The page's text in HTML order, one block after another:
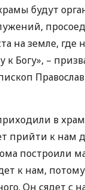
будут
на земле, где
к Богу», –
в храм
прийти к нам
построили
к нам,
Он сядет с